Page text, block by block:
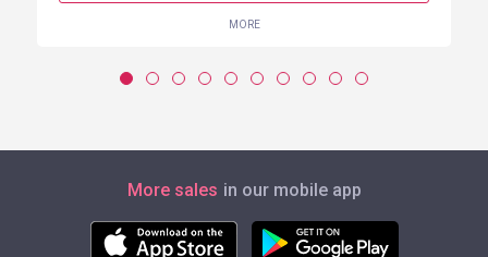
MORE
More sales in our mobile app